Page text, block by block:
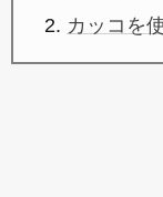
カッコを